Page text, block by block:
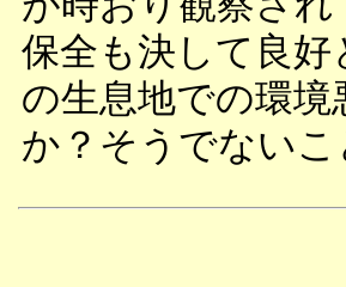
保全も決して良
の生息地での環
か？そうでない